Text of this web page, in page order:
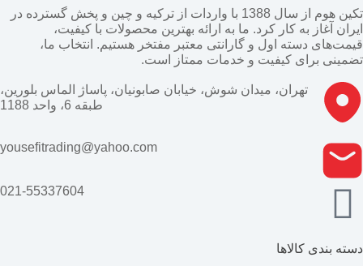
تکین هوم از سال 1388 با واردات از ترکیه و چین و پخش گسترده در
ایران آغاز به کار کرد. ما به ارائه بهترین محصولات با کیفیت،
قیمت‌های دسته اول و گارانتی معتبر مفتخر هستیم. انتخاب ما،
تضمینی برای کیفیت و خدمات ممتاز است.
تهران، میدان شوش، خیابان صابونیان، پاساژ الماس بلورین،
طبقه 6، واحد 1188
yousefitrading@yahoo.com
021-55337604
دسته بندی کالاها